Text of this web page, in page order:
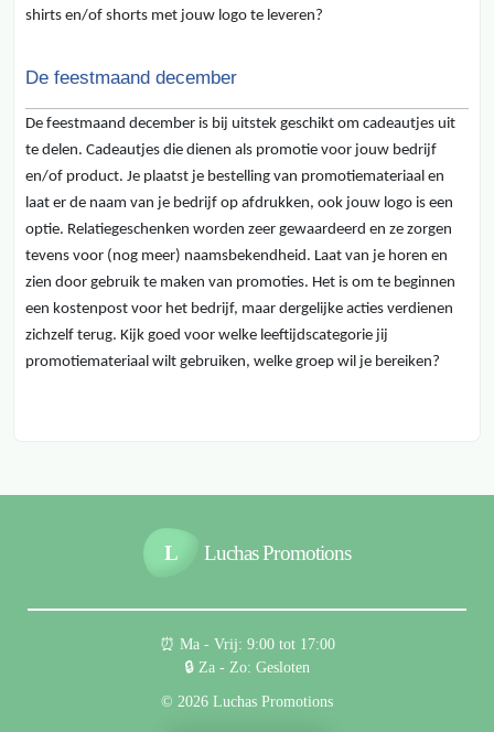
shirts en/of shorts met jouw logo te leveren?
De feestmaand december
De feestmaand december is bij uitstek geschikt om cadeautjes uit
te delen. Cadeautjes die dienen als promotie voor jouw bedrijf
en/of product. Je plaatst je bestelling van promotiemateriaal en
laat er de naam van je bedrijf op afdrukken, ook jouw logo is een
optie. Relatiegeschenken worden zeer gewaardeerd en ze zorgen
tevens voor (nog meer) naamsbekendheid. Laat van je horen en
zien door gebruik te maken van promoties. Het is om te beginnen
een kostenpost voor het bedrijf, maar dergelijke acties verdienen
zichzelf terug. Kijk goed voor welke leeftijdscategorie jij
promotiemateriaal wilt gebruiken, welke groep wil je bereiken?
L Luchas Promotions
⏰︎ Ma - Vrij: 9:00 tot 17:00
🔒︎ Za - Zo: Gesloten
© 2026 Luchas Promotions